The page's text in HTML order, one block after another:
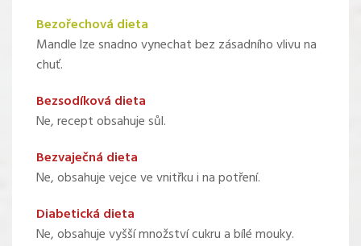
Bezořechová dieta
Mandle lze snadno vynechat bez zásadního vlivu na
chuť.
Bezsodíková dieta
Ne, recept obsahuje sůl.
Bezvaječná dieta
Ne, obsahuje vejce ve vnitřku i na potření.
Diabetická dieta
Ne, obsahuje vyšší množství cukru a bílé mouky.